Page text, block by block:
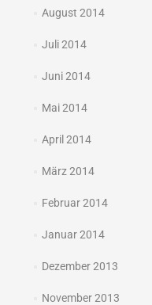
August 2014
Juli 2014
Juni 2014
Mai 2014
April 2014
März 2014
Februar 2014
Januar 2014
Dezember 2013
November 2013